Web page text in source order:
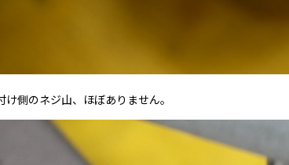
側のネジ山、ほぼありません。